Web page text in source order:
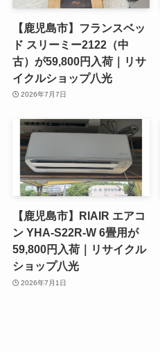
【鹿児島市】フランスベッ
ド スリーミー2122（中
古）が59,800円入荷｜リサ
イクルショップ八光
2026年7月7日
【鹿児島市】RIAIR エアコ
ン YHA-S22R-W 6畳用が
59,800円入荷｜リサイクル
ショップ八光
2026年7月1日